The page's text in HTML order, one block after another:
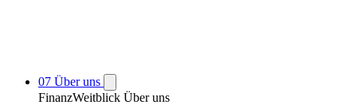
07 Über uns
FinanzWeitblick Über uns